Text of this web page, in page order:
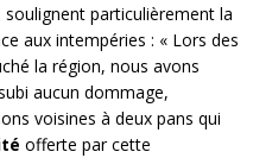
particulièrement la
aux intempéries : « Lors des
la région, nous avons
aucun dommage,
voisines à deux pans qui
offerte par cette